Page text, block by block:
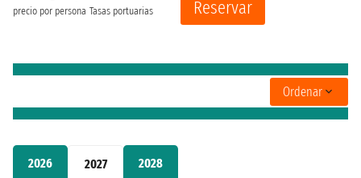
2026 2027 2028
precio por persona Tasas portuarias
Reservar
Ordenar